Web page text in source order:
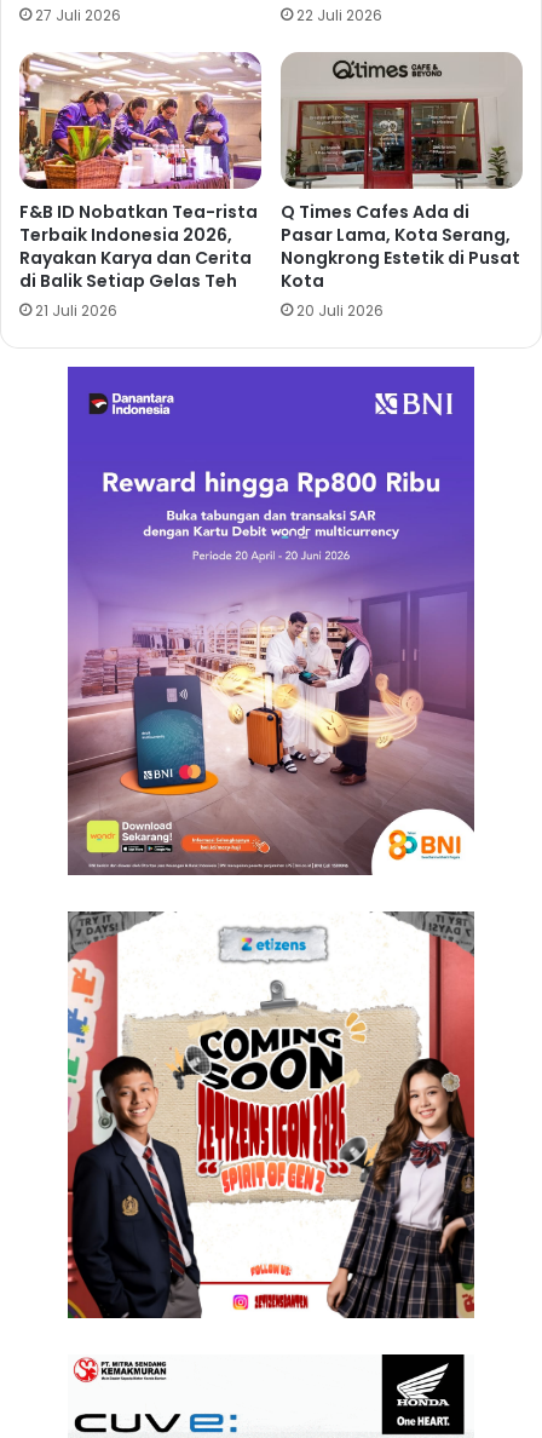
27 Juli 2026 22 Juli 2026
F&B ID Nobatkan Tea-rista
Terbaik Indonesia 2026,
Rayakan Karya dan Cerita
di Balik Setiap Gelas Teh
21 Juli 2026
Q Times Cafes Ada di
Pasar Lama, Kota Serang,
Nongkrong Estetik di Pusat
Kota
20 Juli 2026